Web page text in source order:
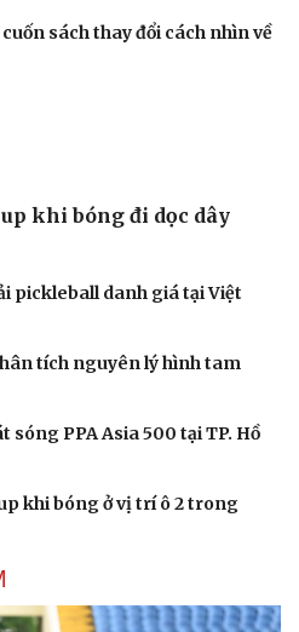
rộn thoát khỏi vòng
của bạn không đáng tin
quân"
sách thay đổi cách nhìn về